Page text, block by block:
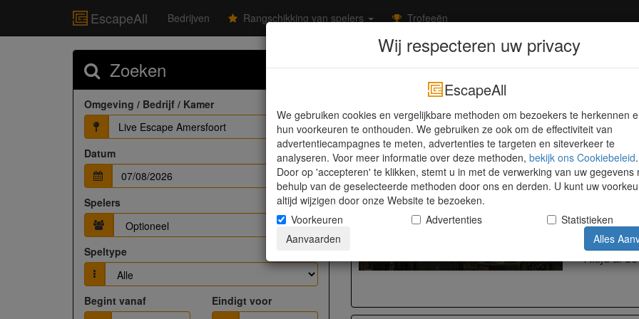
EscapeAll Bedrijven Rangschikking van spelers Trofeeën
Zoeken
Omgeving / Bedrijf / Kamer
Live Escape Amersfoort
Datum
Spelers
Speltype
Begint vanaf Eindigt voor
Live Escape Amersfoort
Groningerstraat 176, Amersfoort, 3812 EG -Kaart weergeven
The
Live Escape
1 uur
Sci-Fi
Altijd al
Wij respecteren uw privacy
EscapeAll
We gebruiken cookies en vergelijkbare methoden om bezoekers te herkennen
hun voorkeuren te onthouden. We gebruiken ze ook om de effectiviteit van
advertentiecampagnes te meten, advertenties te targeten en siteverkeer te
analyseren. Voor meer informatie over deze methoden, bekijk ons ​​Cookiebeleid.
Door op 'accepteren' te klikken, stemt u in met de verwerking van uw gegevens
behulp van de geselecteerde methoden door ons en derden. U kunt uw
altijd wijzigen door onze Website te bezoeken.
Voorkeuren
Advertenties
Statistieken
Aanvaarden
Alles